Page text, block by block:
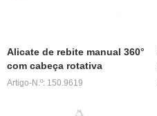
Alicate de rebite manual 360°
com cabeça rotativa
Artigo-N.º: 150.9619